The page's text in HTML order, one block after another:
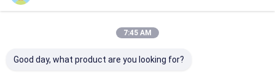
7:45 AM
Good day, what product are you looking for?